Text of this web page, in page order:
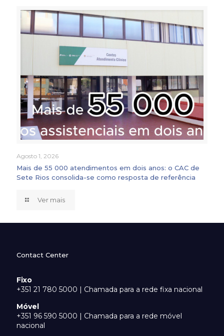
Agosto 1, 2026
Mais de 55 000 atendimentos em dois anos: o CAC de
Sete Rios consolida-se como resposta de referência
Ver mais
Contact Center
Fixo
+351 21 780 5000 | Chamada para a rede fixa nacional
Móvel
+351 96 590 5000 | Chamada para a rede móvel
nacional